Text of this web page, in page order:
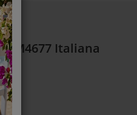
CM4677 Italiana